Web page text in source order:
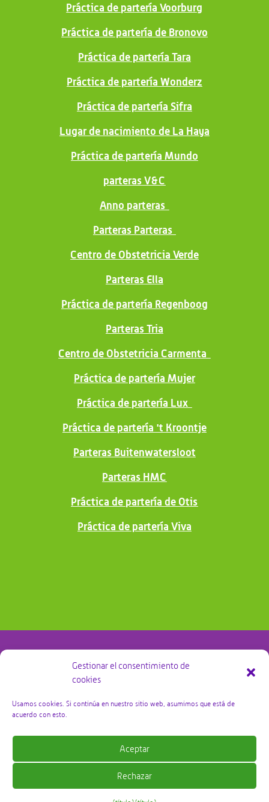
Gestionar el consentimiento de
cookies
Usamos cookies. Si continúa en nuestro sitio web, asumimos que está de
acuerdo con esto.
Aceptar
Rechazar
Práctica de partería Voorburg
Práctica de partería de Bronovo
Práctica de partería Tara
Práctica de partería Wonderz
Práctica de partería Sifra
Lugar de nacimiento de La Haya
Práctica de partería Mundo
parteras V&C
Anno parteras
Parteras Parteras
Centro de Obstetricia Verde
Parteras Ella
Práctica de partería Regenboog
Parteras Tria
Centro de Obstetricia Carmenta
Práctica de partería Mujer
Práctica de partería Lux
Práctica de partería 't Kroontje
Parteras Buitenwatersloot
Parteras HMC
Práctica de partería de Otis
Práctica de partería Viva
@copyright Bby Zorg Kraamzorg 2026 – alle rechten
voorbehouden
Términos y condiciones